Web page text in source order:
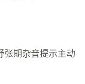
张期杂音提示主动